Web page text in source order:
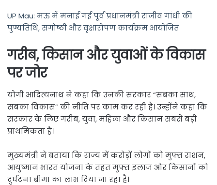
UP Mau: मऊ में मनाई गई पूर्व प्रधानमंत्री राजीव गांधी की
पुण्यतिथि, संगोष्ठी और वृक्षारोपण कार्यक्रम आयोजित
गरीब, किसान और युवाओं के विकास
पर जोर
योगी आदित्यनाथ ने कहा कि उनकी सरकार “सबका साथ,
सबका विकास” की नीति पर काम कर रही है। उन्होंने कहा कि
सरकार के लिए गरीब, युवा, महिला और किसान सबसे बड़ी
प्राथमिकता हैं।
मुख्यमंत्री ने बताया कि राज्य में करोड़ों लोगों को मुफ्त राशन,
आयुष्मान भारत योजना के तहत मुफ्त इलाज और किसानों को
दुर्घटना बीमा का लाभ दिया जा रहा है।